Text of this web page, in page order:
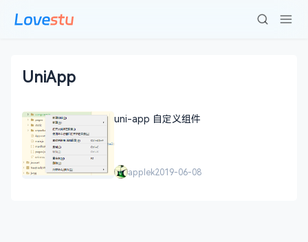
UniApp
uni-app 自定义组件
applek2019-06-08